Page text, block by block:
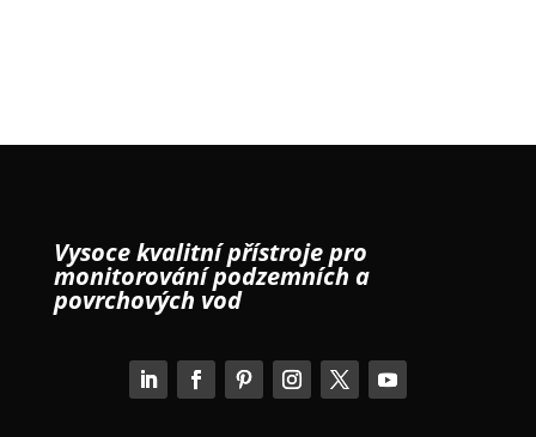
Vysoce kvalitní přístroje pro
monitorování podzemních a
povrchových vod